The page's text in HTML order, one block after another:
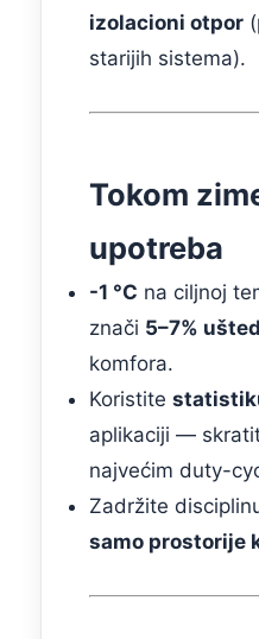
izolacioni otpor
starijih sistema).
Tokom
upotreba
-1 °C na ciljnoj
znači 5–7%
komfora.
Koristite
aplikaciji —
najvećim duty-
Zadržite
samo prostorije